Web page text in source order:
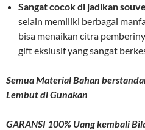
Sangat cocok di jadikan
selain memiliki berbagai
bisa menaikan citra
gift ekslusif yang sangat
Semua Material Bahan
Lembut di Gunakan
GARANSI 100% Uang kembali